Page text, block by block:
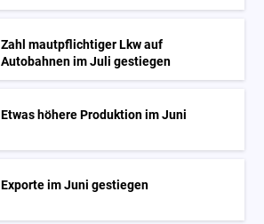
Zahl mautpflichtiger Lkw auf
Autobahnen im Juli gestiegen
Etwas höhere Produktion im Juni
Exporte im Juni gestiegen